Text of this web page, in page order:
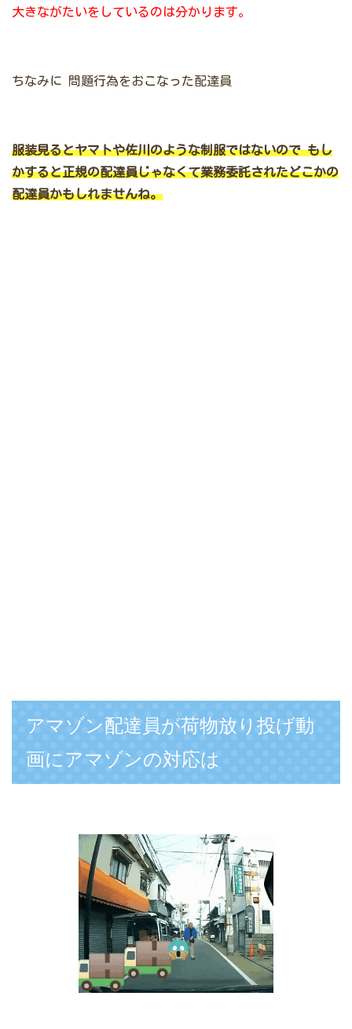
大きながたいをしているのは分かります。
ちなみに 問題行為をおこなった配達員
服装見るとヤマトや佐川のような制服ではないのでもし
かすると正規の配達員じゃなくて業務委託されたどこかの
配達員かもしれませんね。
アマゾン配達員が荷物放り投げ動
画にアマゾンの対応は